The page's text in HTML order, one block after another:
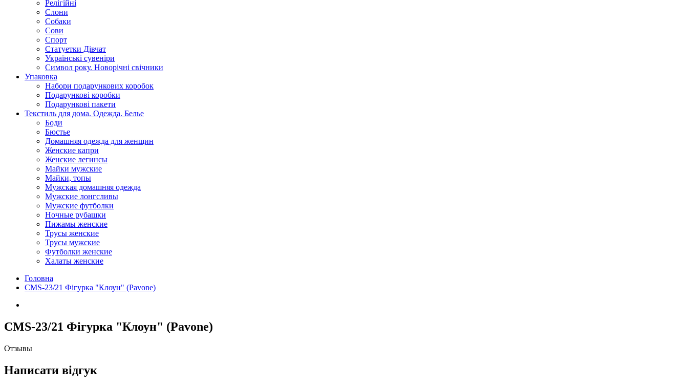
Релігійні
Слони
Собаки
Сови
Спорт
Статуетки Дівчат
Українські сувеніри
Символ року. Новорічні свічники
Упаковка
Набори подарункових коробок
Подарункові коробки
Подарункові пакети
Текстиль для дома. Одежда. Белье
Боди
Бюстье
Домашняя одежда для женщин
Женские капри
Женские легинсы
Майки мужские
Майки, топы
Мужская домашняя одежда
Мужские лонгсливы
Мужские футболки
Ночные рубашки
Пижамы женские
Трусы женские
Трусы мужские
Футболки женские
Халаты женские
Головна
CMS-23/21 Фігурка "Клоун" (Pavone)
CMS-23/21 Фігурка "Клоун" (Pavone)
Отзывы
Написати відгук